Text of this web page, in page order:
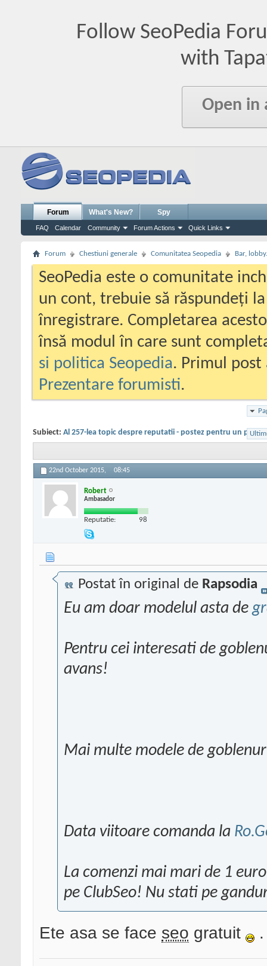
Follow SeoPedia
with
Open in
Forum
FAQ Calendar Community Forum Actions Quick Links
What's New? Spy
Forum Chestiuni generale Comunitatea Seopedia Bar,
SeoPedia este o comunitate
un cont, trebuie să răspundeți
înregistrare. Completarea
însă modul în care sunt
si politica Seopedia. Primul
Prezentare forumisti.
Subiect: Al 257-lea topic despre reputatii - postez pentru un
22nd October 2015, 08:45
Robert
Ambasador
Reputatie: 98
Postat în original de Rapsodia
Eu am doar modelul asta de
Pentru cei interesati de
avans!
Mai multe modele de
Data viitoare comanda la
La comenzi mai mari de 1
pe ClubSeo! Nu stati pe
Ete asa se face seo gratuit